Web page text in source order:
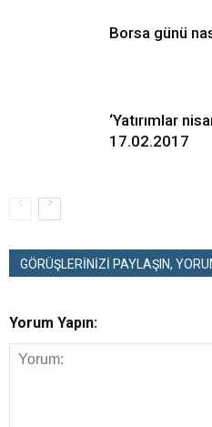
Borsa günü
‘Yatırımlar
17.02.2017
GÖRÜŞLERİNİZİ PAYLAŞIN,
Yorum Yapın: